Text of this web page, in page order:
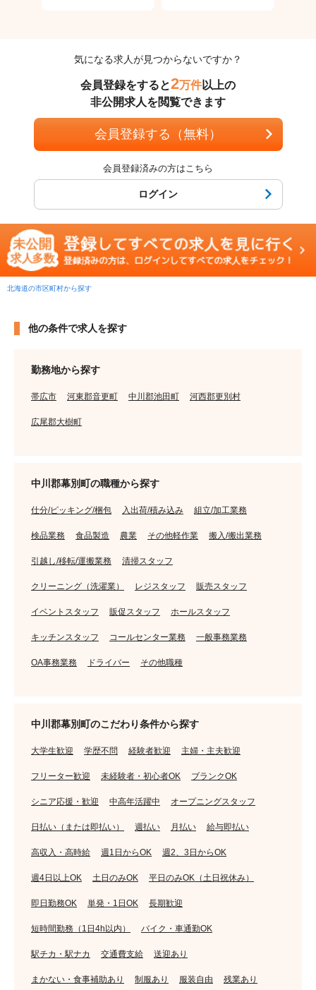
気になる求人が見つからないですか？
会員登録をすると2万件以上の
非公開求人を閲覧できます
会員登録する（無料）
会員登録済みの方はこちら
ログイン
北海道の市区町村から探す
他の条件で求人を探す
勤務地から探す
帯広市 河東郡音更町 中川郡池田町 河西郡更別村
広尾郡大樹町
中川郡幕別町の職種から探す
仕分/ピッキング/梱包 入出荷/積み込み 組立/加工業務
検品業務 食品製造 農業 その他軽作業 搬入/搬出業務
引越し/移転/運搬業務 清掃スタッフ
クリーニング（洗濯業） レジスタッフ 販売スタッフ
イベントスタッフ 販促スタッフ ホールスタッフ
キッチンスタッフ コールセンター業務 一般事務業務
OA事務業務 ドライバー その他職種
中川郡幕別町のこだわり条件から探す
大学生歓迎 学歴不問 経験者歓迎 主婦・主夫歓迎
フリーター歓迎 未経験者・初心者OK ブランクOK
シニア応援・歓迎 中高年活躍中 オープニングスタッフ
日払い（または即払い） 週払い 月払い 給与即払い
高収入・高時給 週1日からOK 週2、3日からOK
週4日以上OK 土日のみOK 平日のみOK（土日祝休み）
即日勤務OK 単発・1日OK 長期歓迎
短時間勤務（1日4h以内） バイク・車通勤OK
駅チカ・駅ナカ 交通費支給 送迎あり
まかない・食事補助あり 制服あり 服装自由 残業あり